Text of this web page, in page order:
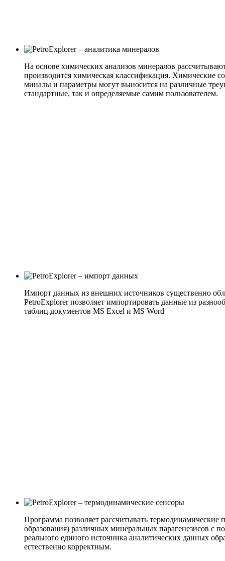
На основе химических анализов минералов
производится химическая классификация. Химические
миналы и параметры могут выносится на различные
стандартные, так и определяемые самим пользователем.
Импорт данных из внешних источников существенно
PetroExplorer позволяет импортировать данные из
таблиц документов MS Excel и MS Word
Программа позволяет рассчитывать термодинамические
образования) различных минеральных парагенезисов с
реального единого источника аналитических данных
естественно корректным.